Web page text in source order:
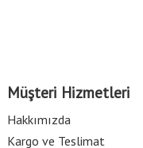
Müşteri Hizmetleri
Hakkımızda
Kargo ve Teslimat